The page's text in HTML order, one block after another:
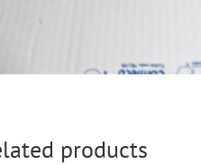
products